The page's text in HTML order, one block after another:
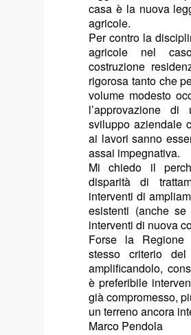
casa è la nuova
agricole.
Per contro la
agricole nel
costruzione
rigorosa tanto che
volume modesto
l’approvazione
sviluppo aziendale
ai lavori sanno
assai impegnativa.
Mi chiedo il
disparità di
interventi di
esistenti (anche
interventi di nuova
Forse la
stesso criterio
amplificandolo,
è preferibile
già compromesso,
un terreno ancora
Marco Pendola